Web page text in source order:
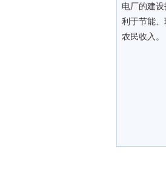
电厂的建
利于节能
农民收入。